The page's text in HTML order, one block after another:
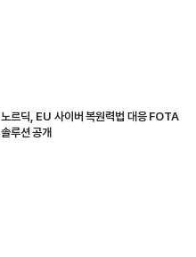
노르딕, EU 사이버 복원력법 대응 FOTA
솔루션 공개